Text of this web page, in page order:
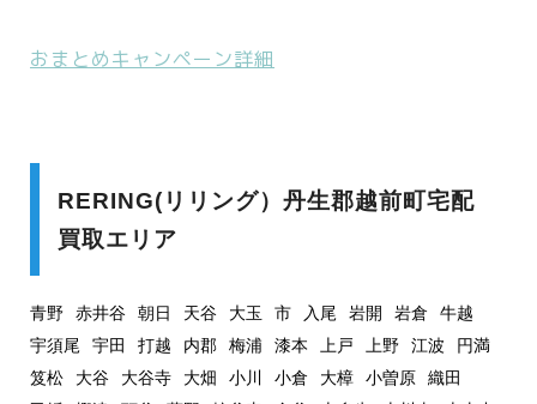
おまとめキャンペーン詳細
RERING(リリング）丹生郡越前町宅配
買取エリア
青野 赤井谷 朝日 天谷 大玉 市 入尾 岩開 岩倉
牛越
宇須尾
宇田 打越 内郡 梅浦 漆本 上戸 上野 江波
円満
笈松
大谷 大谷寺 大畑 小川 小倉 大樟 小曽原
織田